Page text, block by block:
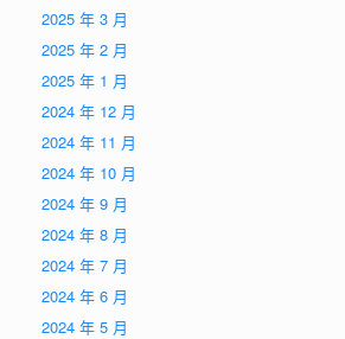
2025 年 3 月
2025 年 2 月
2025 年 1 月
2024 年 12 月
2024 年 11 月
2024 年 10 月
2024 年 9 月
2024 年 8 月
2024 年 7 月
2024 年 6 月
2024 年 5 月